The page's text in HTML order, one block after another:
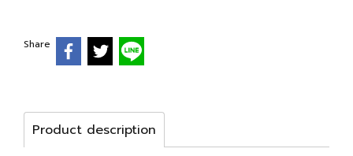
Share
Product description